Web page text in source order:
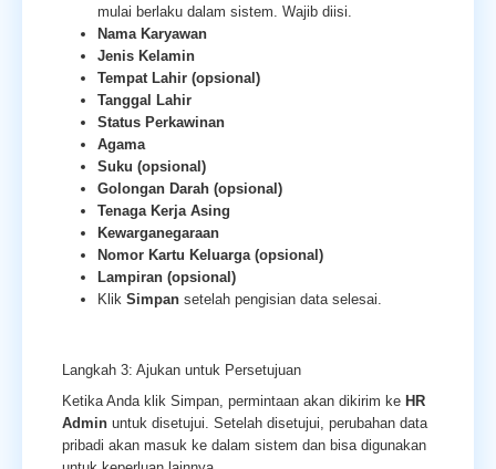
mulai berlaku dalam sistem. Wajib diisi.
Nama Karyawan
Jenis Kelamin
Tempat Lahir (opsional)
Tanggal Lahir
Status Perkawinan
Agama
Suku (opsional)
Golongan Darah (opsional)
Tenaga Kerja Asing
Kewarganegaraan
Nomor Kartu Keluarga (opsional)
Lampiran (opsional)
Klik Simpan setelah pengisian data selesai.
Langkah 3: Ajukan untuk Persetujuan
Ketika Anda klik Simpan, permintaan akan dikirim ke HR
Admin untuk disetujui. Setelah disetujui, perubahan data
pribadi akan masuk ke dalam sistem dan bisa digunakan